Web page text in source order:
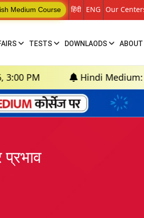
Medium Course हिंदी ENG Our
TESTS DOWNLAODS ABOUT
Hindi Medium:
प्रभाव